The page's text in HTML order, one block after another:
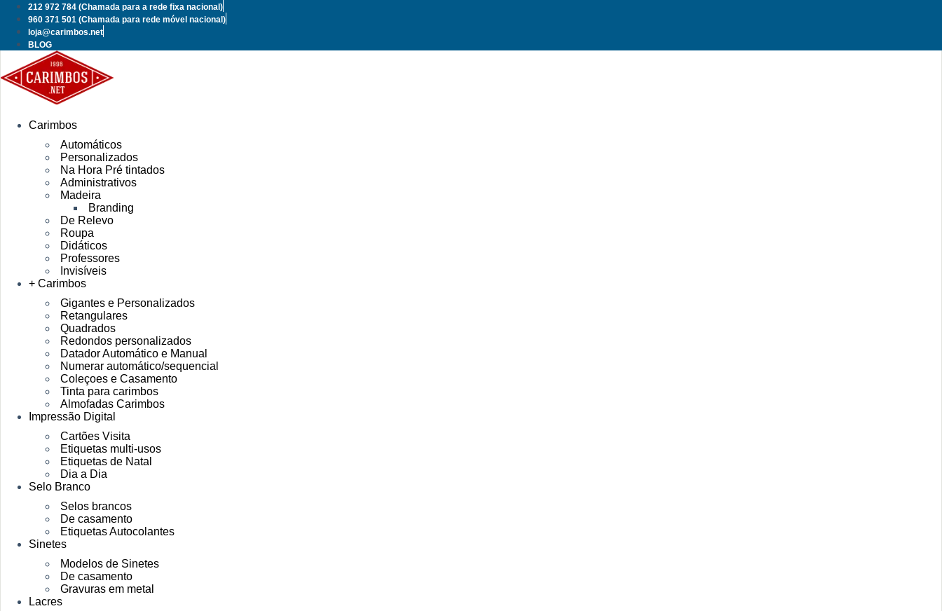
Pular
para
conteúdo
212 972 784 (Chamada para a rede fixa nacional)
960 371 501 (Chamada para rede móvel nacional)
loja@carimbos.net
BLOG
Carimbos
Automáticos
Personalizados
Na Hora Pré tintados
Administrativos
Madeira
Branding
De Relevo
Roupa
Didáticos
Professores
Invisíveis
+ Carimbos
Gigantes e Personalizados
Retangulares
Quadrados
Redondos personalizados
Datador Automático e Manual
Numerar automático/sequencial
Coleçoes e Casamento
Tinta para carimbos
Almofadas Carimbos
Impressão Digital
Cartões Visita
Etiquetas multi-usos
Etiquetas de Natal
Dia a Dia
Selo Branco
Selos brancos
De casamento
Etiquetas Autocolantes
Sinetes
Modelos de Sinetes
De casamento
Gravuras em metal
Lacres